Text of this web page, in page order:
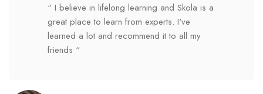
“ I believe in lifelong learning and Skola is a
great place to learn from experts. I've
learned a lot and recommend it to all my
friends “